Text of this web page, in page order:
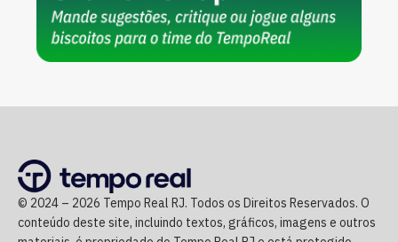
© 2024 – 2026 Tempo Real RJ. Todos os Direitos Reservados. O
conteúdo deste site, incluindo textos, gráficos, imagens e outros